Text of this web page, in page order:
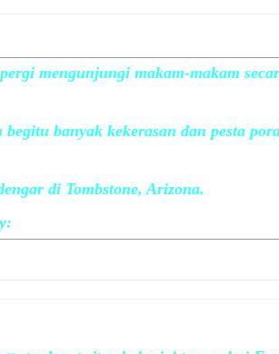
mengunjungi makam-makam
banyak kekerasan dan pesta
di Tombstone, Arizona.
: